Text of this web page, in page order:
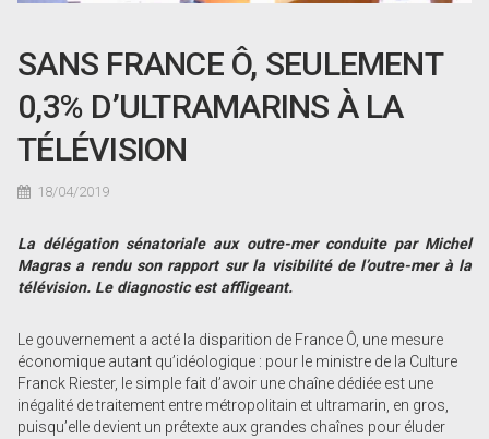
SANS FRANCE Ô, SEULEMENT
0,3% D’ULTRAMARINS À LA
TÉLÉVISION
18/04/2019
La délégation sénatoriale aux outre-mer conduite par Michel
Magras a rendu son rapport sur la visibilité de l’outre-mer à la
télévision. Le diagnostic est affligeant.
Le gouvernement a acté la disparition de France Ô, une mesure
économique autant qu’idéologique : pour le ministre de la Culture
Franck Riester, le simple fait d’avoir une chaîne dédiée est une
inégalité de traitement entre métropolitain et ultramarin, en gros,
puisqu’elle devient un prétexte aux grandes chaînes pour éluder